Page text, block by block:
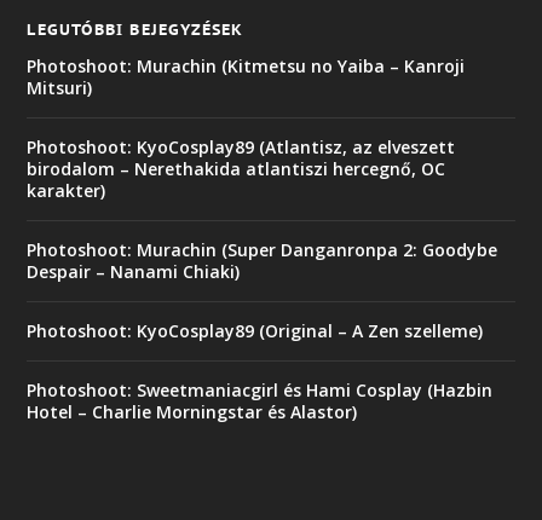
LEGUTÓBBI BEJEGYZÉSEK
Photoshoot: Murachin (Kitmetsu no Yaiba – Kanroji
Mitsuri)
Photoshoot: KyoCosplay89 (Atlantisz, az elveszett
birodalom – Nerethakida atlantiszi hercegnő, OC
karakter)
Photoshoot: Murachin (Super Danganronpa 2: Goodybe
Despair – Nanami Chiaki)
Photoshoot: KyoCosplay89 (Original – A Zen szelleme)
Photoshoot: Sweetmaniacgirl és Hami Cosplay (Hazbin
Hotel – Charlie Morningstar és Alastor)